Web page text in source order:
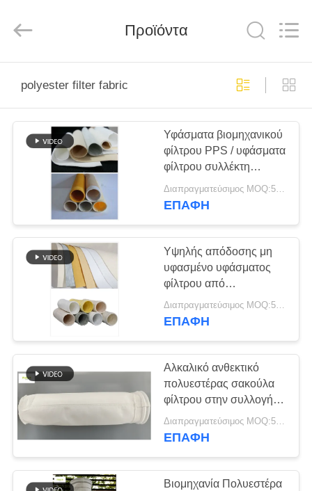
ΠΡΟΪΌΝΤΑ
ΣΧΕΤΙΚΆ
ΕΜΆΣ
ΓΎΡΟΣ
ΕΡΓΟΣΤΑΣΊΩΝ
ΠΟΙΟΤΙΚΌΣ
ΈΛΕΓΧΟΣ
ΜΑΣ
ΕΛΆΤΕ
ΣΕ
ΕΠΑΦΉ
ΜΕ
Technology
Co.,Ltd..
Reserved.
Προϊόντα
polyester filter fabric
Υφάσματα βιομηχανικού
φίλτρου PPS / υφάσματα
φίλτρου συλλέκτη
σκόνης με μεμβράνη
PTFE
Διαπραγματεύσιμος MOQ:50 τεμ
ΕΠΑΦΉ
Υψηλής απόδοσης μη
υφασμένο υφάσματος
φίλτρου από
πολυπροπυλένιο για
φίλτρα
Διαπραγματεύσιμος MOQ:50 τεμ
ΕΠΑΦΉ
Αλκαλικό ανθεκτικό
πολυεστέρας σακούλα
φίλτρου στην συλλογή
σκόνης Anti Abrasion
Διαπραγματεύσιμος MOQ:50 τεμ
ΕΠΑΦΉ
Βιομηχανία Πολυεστέρα